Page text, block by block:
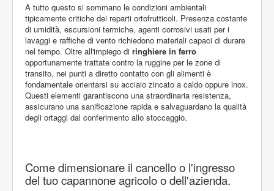
A tutto questo si sommano le condizioni ambientali
tipicamente critiche dei reparti ortofrutticoli. Presenza costante
di umidità, escursioni termiche, agenti corrosivi usati per i
lavaggi e raffiche di vento richiedono materiali capaci di durare
nel tempo. Oltre all'impiego di ringhiere in ferro
opportunamente trattate contro la ruggine per le zone di
transito, nei punti a diretto contatto con gli alimenti è
fondamentale orientarsi su acciaio zincato a caldo oppure inox.
Questi elementi garantiscono una straordinaria resistenza,
assicurano una sanificazione rapida e salvaguardano la qualità
degli ortaggi dal conferimento allo stoccaggio.
Come dimensionare il cancello o l'ingresso
del tuo capannone agricolo o dell'azienda.